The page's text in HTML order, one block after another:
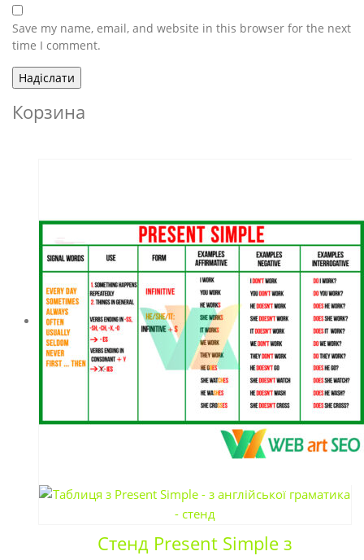
Save my name, email, and website in this browser for the next
time I comment.
Корзина
Стенд Present Simple з